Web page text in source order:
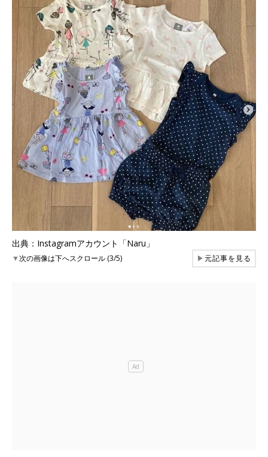
出典：Instagramアカウント「Naru」
▼次の画像は下へスクロール (3/5) ▶元記事を見る